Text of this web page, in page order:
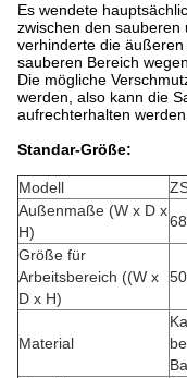
Es wendete
zwischen den sauberen
verhinderte die
sauberen Bereich
Die mögliche
werden, also kann die
aufrechterhalten werden.
Standar-Größe:
Modell
Außenmaße (W x D x
H)
Größe für
Arbeitsbereich ((W x
D x H)
Material